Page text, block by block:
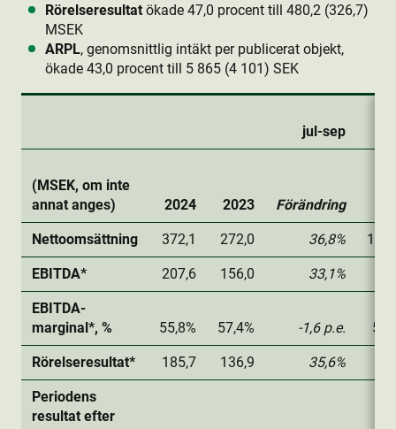
Rörelseresultat ökade 47,0 procent till 480,2 (326,7)
MSEK
ARPL, genomsnittlig intäkt per publicerat objekt,
ökade 43,0 procent till 5 865 (4 101) SEK
jul-sep
(MSEK, om inte
annat anges)
2024 2023 Förändring
Nettoomsättning 372,1 272,0 36,8%
EBITDA* 207,6 156,0 33,1%
EBITDA-
marginal*, %
55,8% 57,4% -1,6 p.e.
Rörelseresultat* 185,7 136,9 35,6%
Periodens
resultat efter